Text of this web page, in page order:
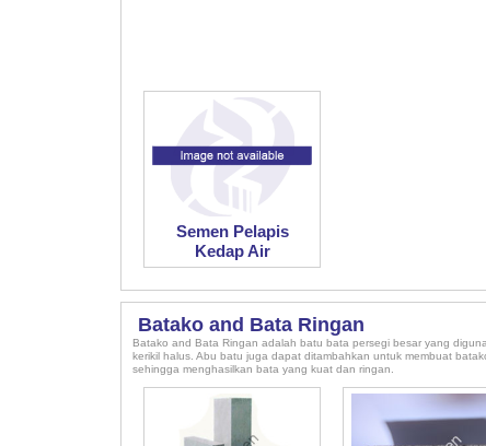
Semen Pelapis
Kedap Air
Batako and Bata Ringan
Batako and Bata Ringan adalah batu bata persegi besar yang
kerikil halus. Abu batu juga dapat ditambahkan untuk membuat
sehingga menghasilkan bata yang kuat dan ringan.